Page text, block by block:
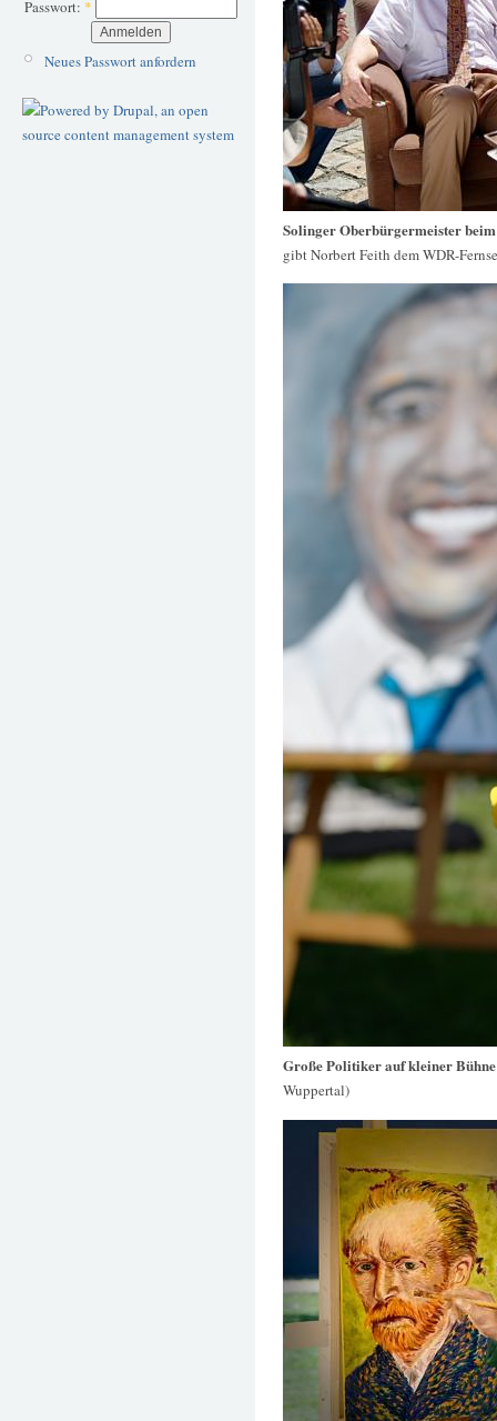
Passwort: *
Neues Passwort anfordern
Solinger Oberbürgermeister
gibt Norbert Feith dem WDR-
Große Politiker auf kleiner
Wuppertal)